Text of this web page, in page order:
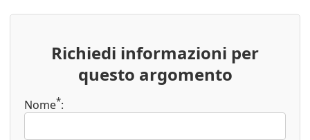
Richiedi informazioni per
questo argomento
Nome*: